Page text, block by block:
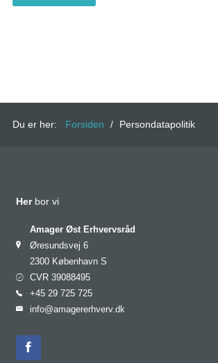
Du er her: Forsiden / Persondatapolitik
Her bor vi
Amager Øst Erhvervsråd
Øresundsvej 6
2300 København S
CVR 39088495
+45 29 725 725
info@amagererhverv.dk